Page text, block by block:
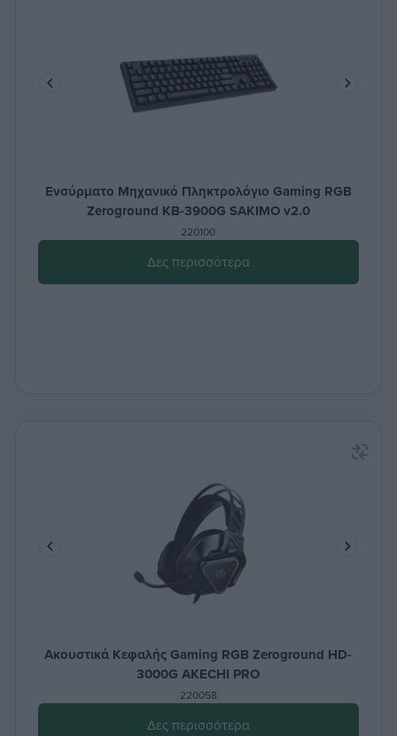
Ενσύρματο Μηχανικό Πληκτρολόγιο Gaming RGB
Zeroground KB-3900G SAKIMO v2.0
220100
Δες περισσότερα
Ακουστικά Κεφαλής Gaming RGB Zeroground HD-
3000G AKECHI PRO
220058
Δες περισσότερα